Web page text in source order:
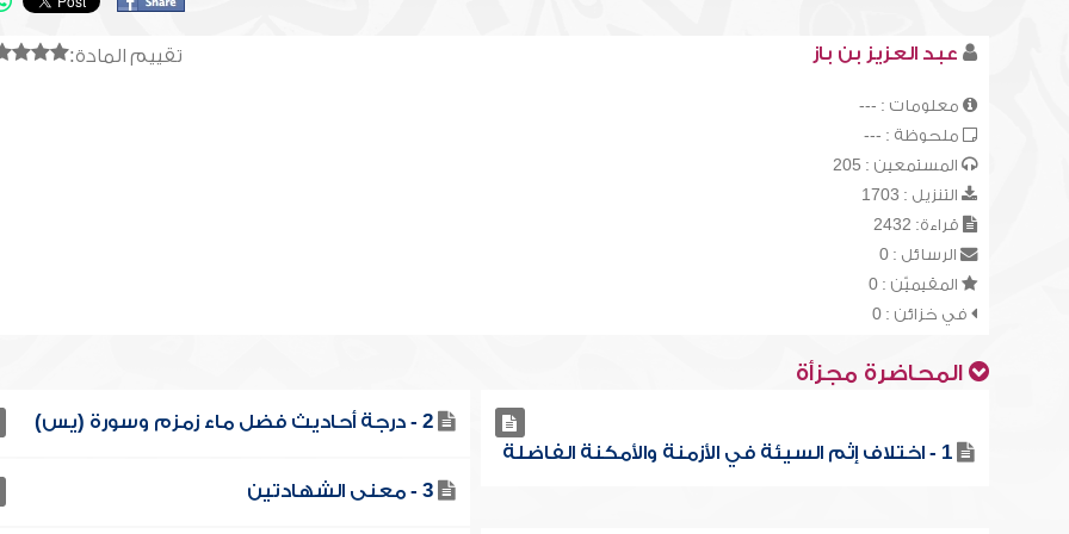
تقييم المادة: عبد العزيز بن باز
معلومات : ---
ملحوظة : ---
المستمعين : 205
التنزيل : 1703
قراءة: 2432
الرسائل : 0
المقيميّن : 0
في خزائن : 0
المحاضرة مجزأة
1 - اختلاف إثم السيئة في الأزمنة والأمكنة الفاضلة
2 - درجة أحاديث فضل ماء زمزم وسورة (يس)
3 - معنى الشهادتين